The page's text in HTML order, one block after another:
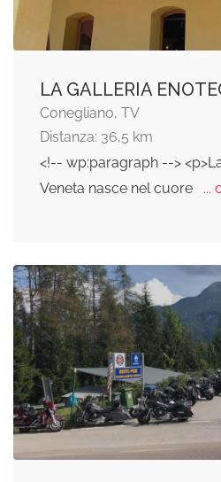
LA GALLERIA
Conegliano, TV
Distanza: 36,5 km
<!-- wp:paragraph -->
Veneta nasce nel cuore
...